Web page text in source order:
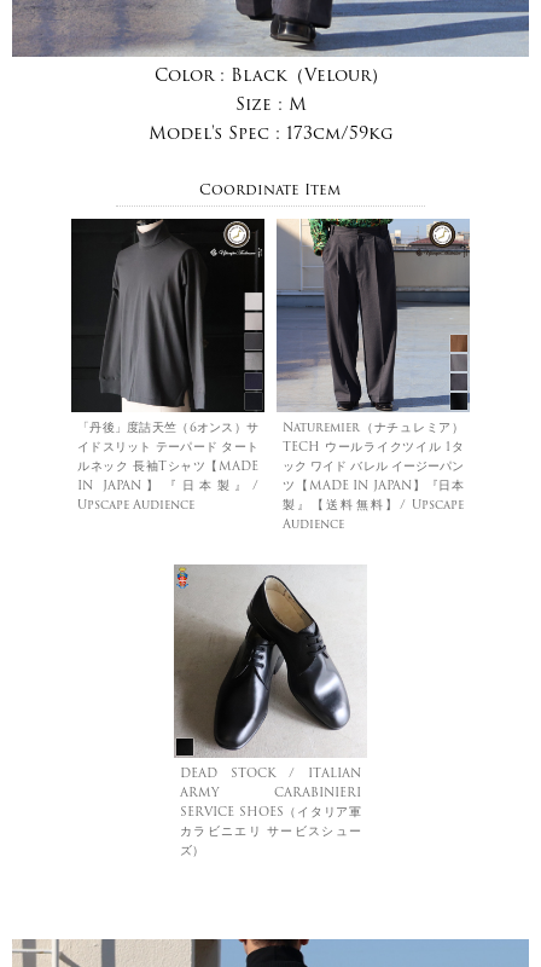
Color : Black（Velour）
Size : M
Model's Spec : 173cm/59kg
Coordinate Item
「丹後」度詰天竺（6オンス）サ
イドスリット テーパード タート
ルネック 長袖Tシャツ【MADE
IN JAPAN】『日本製』/
Upscape Audience
Naturemier（ナチュレミア）
TECH ウールライクツイル 1タ
ック ワイド バレル イージーパン
ツ【MADE IN JAPAN】『日本
製』【送料無料】/ Upscape
Audience
DEAD STOCK / ITALIAN
ARMY CARABINIERI
SERVICE SHOES（イタリア軍
カラビニエリ サービスシュー
ズ）